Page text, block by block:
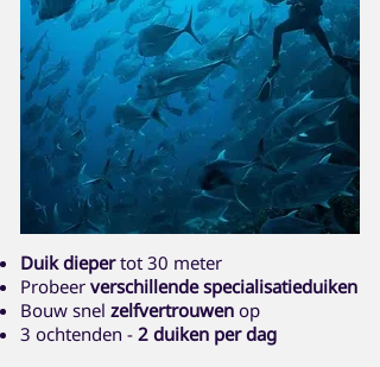
Duik diepertot 30 meter
Probeer verschillende specialisatieduiken
Bouw snel zelfvertrouwen op
3 ochtenden - 2 duiken per dag